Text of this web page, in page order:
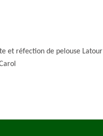
et réfection de pelouse Latour